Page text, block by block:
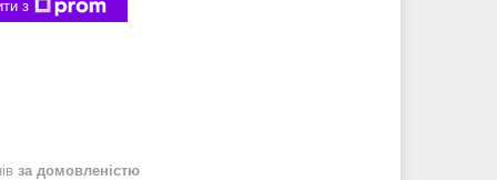
з
за домовленістю